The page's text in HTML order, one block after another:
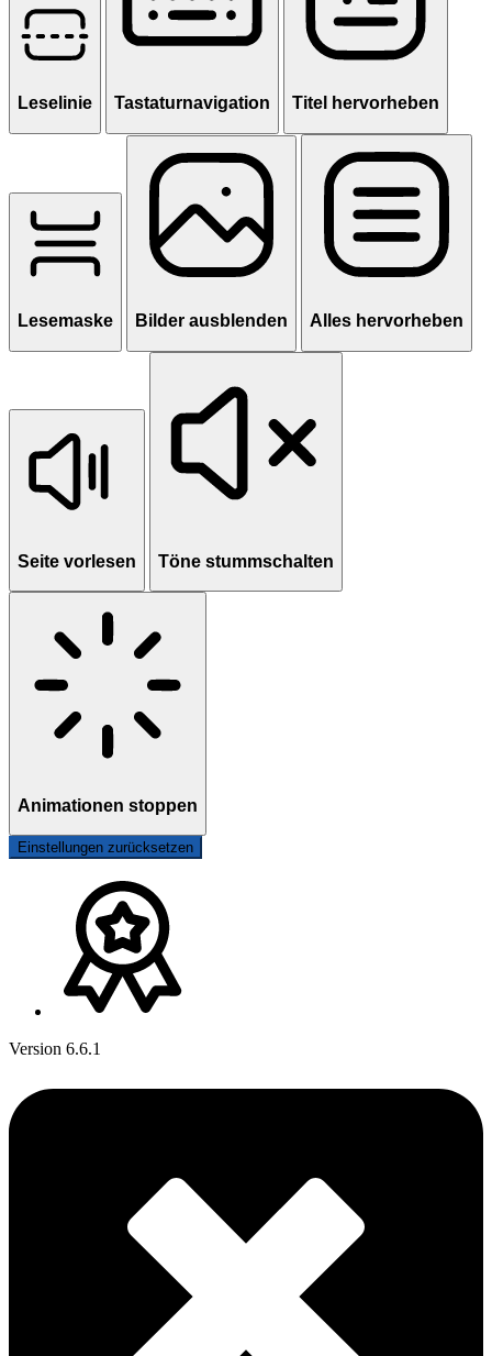
Leselinie Tastaturnavigation Titel hervorheben
Lesemaske Bilder ausblenden Alles hervorheben
Seite vorlesen Töne stummschalten
Animationen stoppen
Einstellungen zurücksetzen
Version 6.6.1